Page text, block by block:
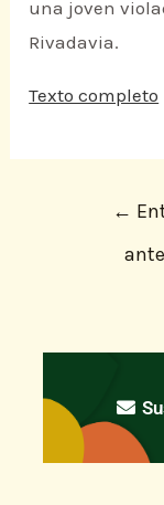
una joven
Rivadavia.
Texto completo
←